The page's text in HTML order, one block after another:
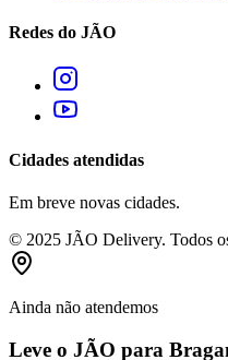
Redes do JÃO
Cidades atendidas
Em breve novas cidades.
© 2025 JÃO Delivery. Todos
Ainda não atendemos
Leve o JÃO para